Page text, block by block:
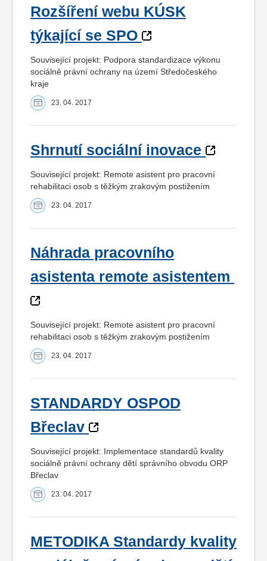
Rozšíření webu KÚSK
týkající se SPO
Související projekt: Podpora standardizace výkonu
sociálně právní ochrany na území Středočeského
kraje
23. 04. 2017
Shrnutí sociální inovace
Související projekt: Remote asistent pro pracovní
rehabilitaci osob s těžkým zrakovým postižením
23. 04. 2017
Náhrada pracovního
asistenta remote asistentem
Související projekt: Remote asistent pro pracovní
rehabilitaci osob s těžkým zrakovým postižením
23. 04. 2017
STANDARDY OSPOD
Břeclav
Související projekt: Implementace standardů kvality
sociálně právní ochrany dětí správního obvodu ORP
Břeclav
23. 04. 2017
METODIKA Standardy kvality